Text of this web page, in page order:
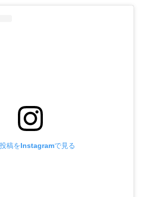
稿をInstagramで見る